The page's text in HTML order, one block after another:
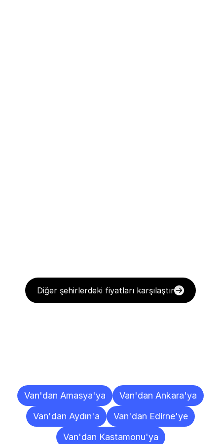
Diğer şehirlerdeki fiyatları karşılaştır
Van'dan Amasya'ya
Van'dan Ankara'ya
Van'dan Aydın'a
Van'dan Edirne'ye
Van'dan Kastamonu'ya